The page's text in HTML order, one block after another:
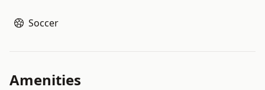
Soccer
Amenities